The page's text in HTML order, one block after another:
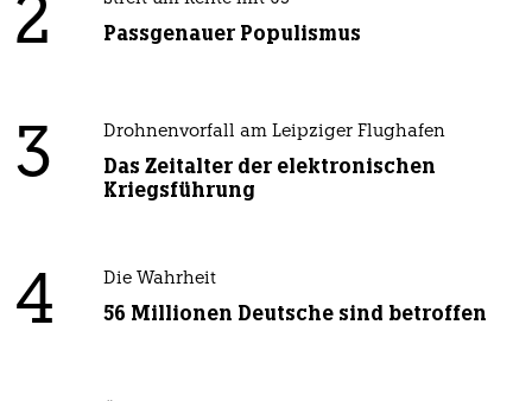
2 Passgenauer Populismus
3 Drohnenvorfall am Leipziger Flughafen
Das Zeitalter der elektronischen
Kriegsführung
4 Die Wahrheit
56 Millionen Deutsche sind betroffen